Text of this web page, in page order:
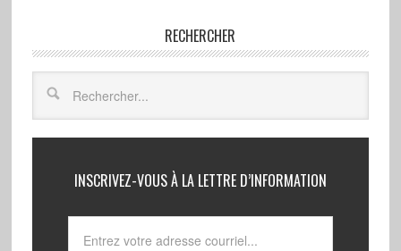
RECHERCHER
INSCRIVEZ-VOUS À LA LETTRE D’INFORMATION